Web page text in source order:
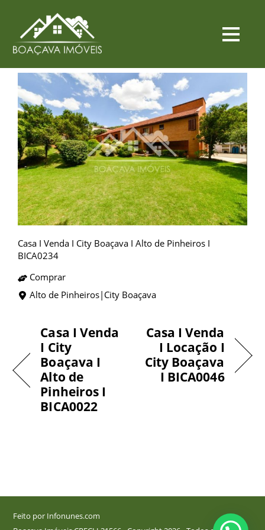
Casa I Venda I City Boaçava I Alto de Pinheiros I
BICA0234
Comprar
Alto de Pinheiros|City Boaçava
Casa I Venda
I City
Boaçava I
Alto de
Pinheiros I
BICA0022
Casa I Venda
I Locação I
City Boaçava
I BICA0046
Feito por Infonunes.com